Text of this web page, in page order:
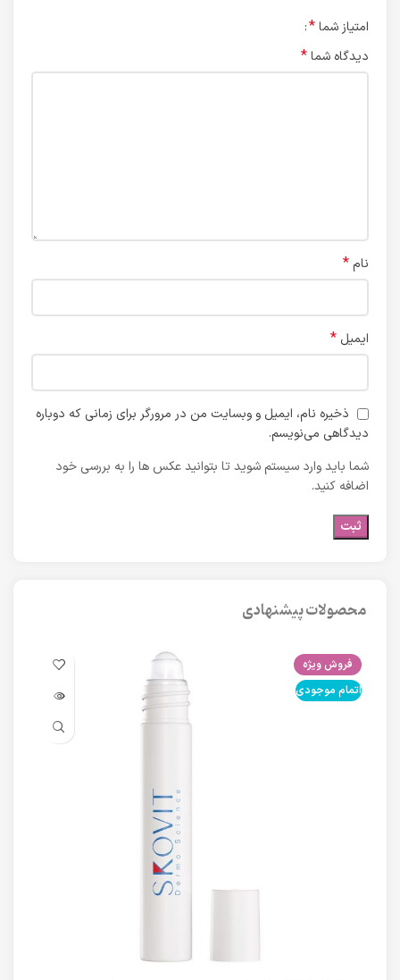
امتیاز شما*
دیدگاه شما*
نام *
ایمیل *
ذخیره نام، ایمیل و وبسایت من در مرورگر برای زمانی که دوباره
دیدگاهی می‌نویسم.
شما باید وارد سیستم شوید تا بتوانید عکس ها را به بررسی خود
اضافه کنید.
محصولات پیشنهادی
فروش ویژه
اتمام موجودی